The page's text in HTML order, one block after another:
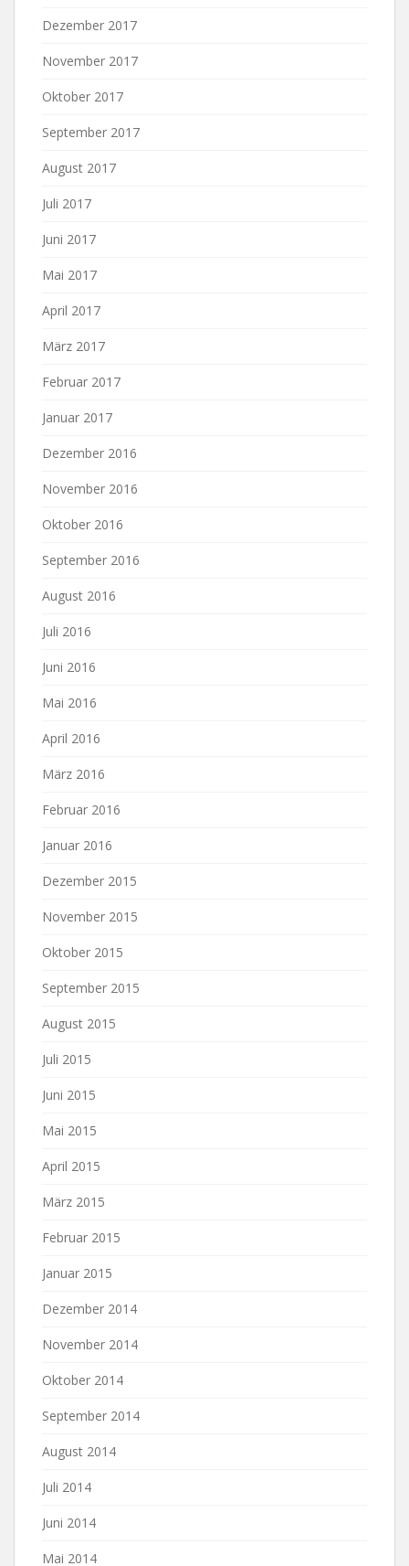
Dezember 2017
November 2017
Oktober 2017
September 2017
August 2017
Juli 2017
Juni 2017
Mai 2017
April 2017
März 2017
Februar 2017
Januar 2017
Dezember 2016
November 2016
Oktober 2016
September 2016
August 2016
Juli 2016
Juni 2016
Mai 2016
April 2016
März 2016
Februar 2016
Januar 2016
Dezember 2015
November 2015
Oktober 2015
September 2015
August 2015
Juli 2015
Juni 2015
Mai 2015
April 2015
März 2015
Februar 2015
Januar 2015
Dezember 2014
November 2014
Oktober 2014
September 2014
August 2014
Juli 2014
Juni 2014
Mai 2014